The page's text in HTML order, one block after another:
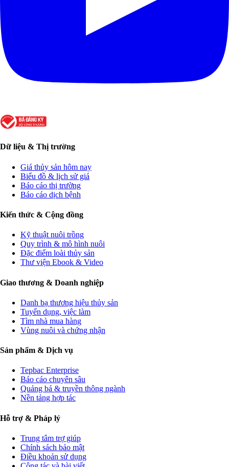
Dữ liệu & Thị trường
Giá thủy sản hôm nay
Biểu đồ & lịch sử giá
Báo cáo thị trường
Báo cáo dịch bệnh
Kiến thức & Cộng đồng
Kỹ thuật nuôi trồng
Quy trình & mô hình nuôi
Đặc điểm loài thủy sản
Thư viện Ebook & Video
Giao thương & Doanh nghiệp
Danh bạ thương hiệu thủy sản
Tuyển dụng, việc làm
Tìm nhà mua hàng
Vùng nuôi và chứng nhận
Sản phẩm & Dịch vụ
Tepbac Enterprise
Báo cáo chuyên sâu
Quảng bá & truyền thông ngành
Nền tảng hợp tác
Hỗ trợ & Pháp lý
Trung tâm trợ giúp
Chính sách bảo mật
Điều khoản sử dụng